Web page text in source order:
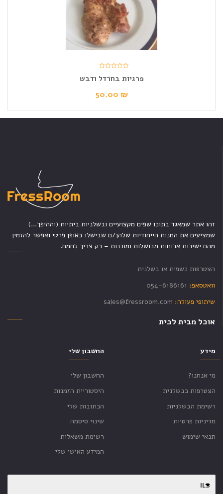
פרגיות בחרדל ודבש
50.00 ₪
זהו אתר שמאגד בתוכו שפים מקצועיים ובשלניות ביתיות (וההיפך...)
שמציעים את המנות הייחודיות שלהן/ם שבישלו באופן פרטי ואפשר להזמין
מהם ישירות ארוחות מבושלות ומוכנות – רק צריך לחמם.
הצטרפות כשפית או בשלנית
וואטסאפ: 054-6186161
שיתופי פעולה: sales@fressroom.com
אוכל מבית לבית
החשבון שלי
החשבון שלי
היסטוריית הזמנות
הכתובות שלי
שינוי סיסמה
רשימת משאלות
המידע האישי שלי
מידע
מי אנחנו?
הצטרפות כבשלנית
רשימת הבשלניות
מדיניות פרטיות
תנאי שימוש
ILS